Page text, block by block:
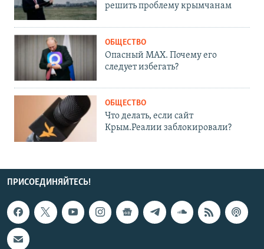
решить проблему крымчанам
ОБЩЕСТВО
Опасный MAX. Почему его
следует избегать?
ОБЩЕСТВО
Что делать, если сайт
Крым.Реалии заблокировали?
ПРИСОЕДИНЯЙТЕСЬ!